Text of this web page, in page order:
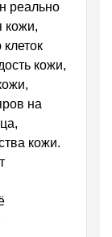
реально
кожи,
кожи,
на
кожи.